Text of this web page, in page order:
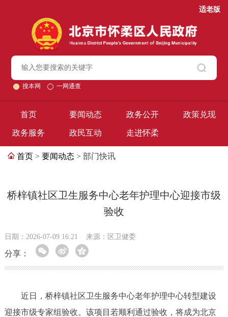
适老版
搜本网 一网通查
首页 要闻动态 政务公开 政策兑现
政务服务 政民互动 走进怀柔
首页 > 要闻动态 > 部门快讯
桥梓镇社区卫生服务中心老年护理中心迎接市级
验收
日期：2026-07-09 16:21 来源：区卫健委
分享：
近日，桥梓镇社区卫生服务中心老年护理中心转型建设
迎接市级专家组验收。该项目若顺利通过验收，将成为北京